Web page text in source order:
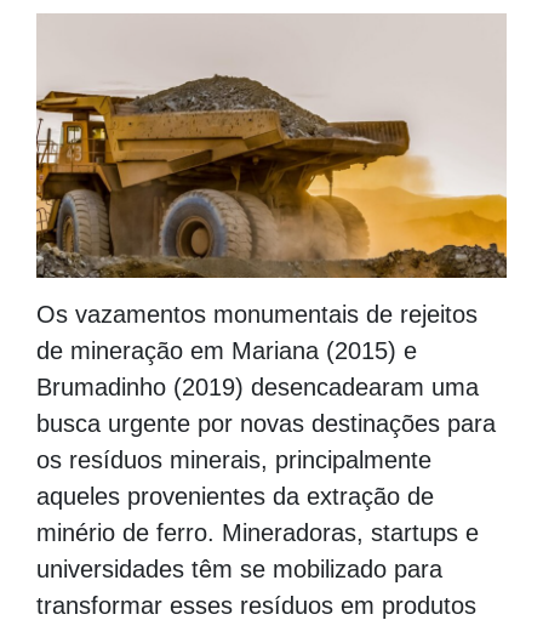
Os vazamentos monumentais de rejeitos
de mineração em Mariana (2015) e
Brumadinho (2019) desencadearam uma
busca urgente por novas destinações para
os resíduos minerais, principalmente
aqueles provenientes da extração de
minério de ferro. Mineradoras, startups e
universidades têm se mobilizado para
transformar esses resíduos em produtos